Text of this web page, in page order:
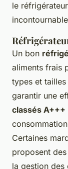
le
Un bon
aliments frais
types et
garantir une
classés A+++
Certaines
proposent
la gestion des